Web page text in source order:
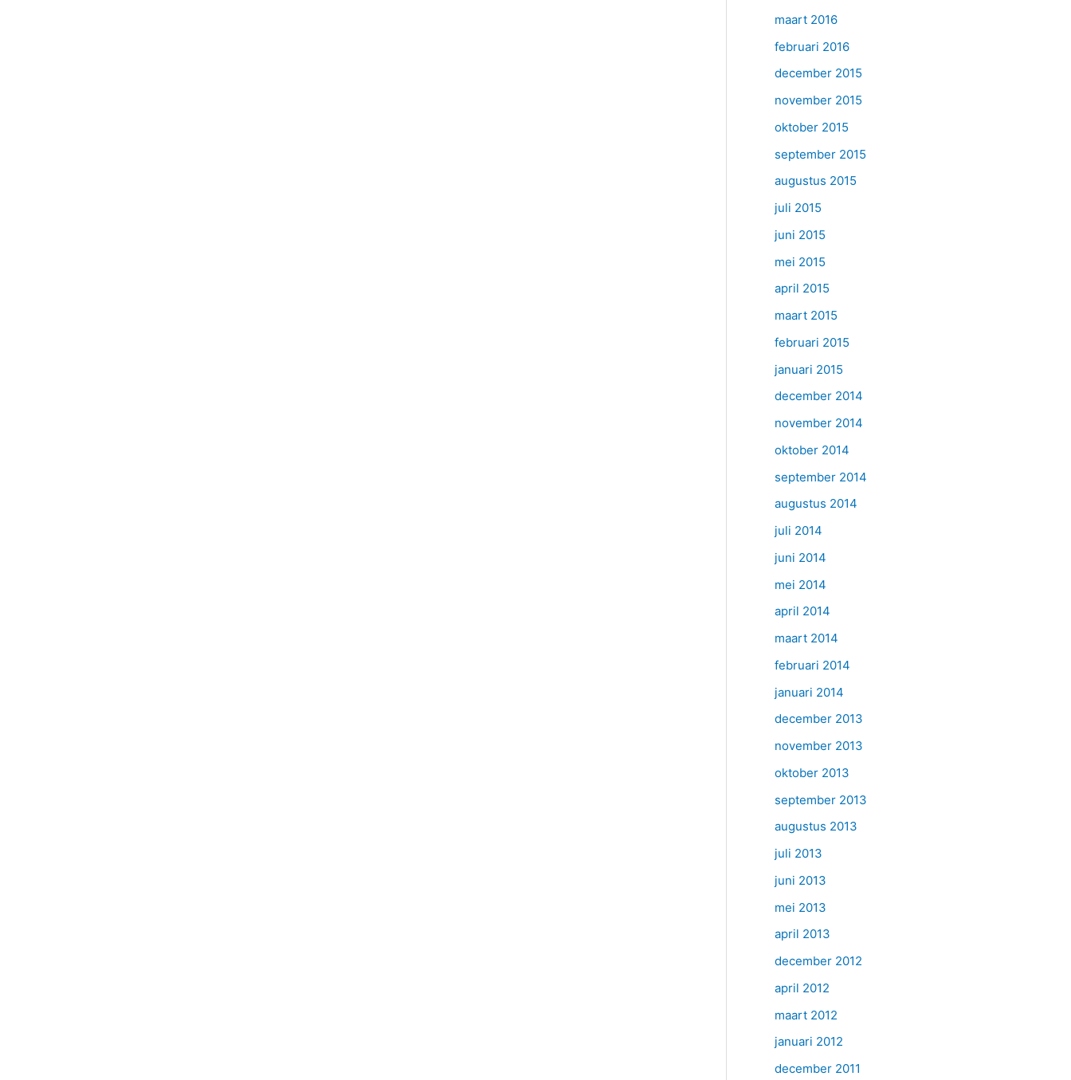
maart 2016
februari 2016
december 2015
november 2015
oktober 2015
september 2015
augustus 2015
juli 2015
juni 2015
mei 2015
april 2015
maart 2015
februari 2015
januari 2015
december 2014
november 2014
oktober 2014
september 2014
augustus 2014
juli 2014
juni 2014
mei 2014
april 2014
maart 2014
februari 2014
januari 2014
december 2013
november 2013
oktober 2013
september 2013
augustus 2013
juli 2013
juni 2013
mei 2013
april 2013
december 2012
april 2012
maart 2012
januari 2012
december 2011